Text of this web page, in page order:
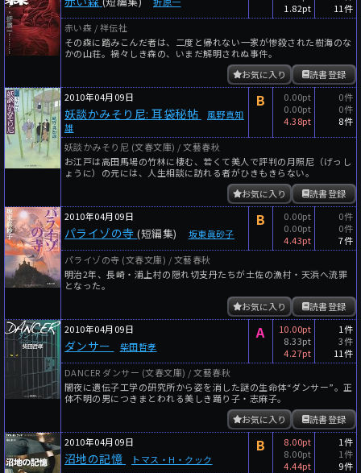
1.82pt
11件
赤い森 / 祥伝社
その森に踏みこんだ者は、二度と帰れない――一家が惨殺された樹海のな
かの山荘。禍々しき森の、いまだ解明されぬ事件。
読書登録
お気に入り
2010年04月09日
妖談かみそり尼: 耳袋秘帖
風野真知
雄
B
0.00pt
0.00pt
4.38pt
0件
0件
8件
妖談かみそり尼 (文春文庫) / 文藝春秋
お江戸は高田馬場の竹林に棲む、若くて美人で評判の月照尼（げっし
ょうに）の元には、人生相談に訪れる者がひきもきらない。
読書登録
お気に入り
2010年04月09日
パライゾの寺 (短編集) 坂東眞砂子
B
0.00pt
0.00pt
4.43pt
0件
0件
7件
パライゾの寺 (文春文庫) / 文藝春秋
明治2年、長崎・浦上村の隠れ切支丹たちが土佐の漁村・天浜へ流罪
となった。
読書登録
お気に入り
2010年04月09日
ダンサー 柴田哲孝
A
10.00pt
8.33pt
4.27pt
1件
3件
11件
DANCER ダンサー (文春文庫) / 文藝春秋
闇夜に遺伝子工学の研究所から姿を消した謎の生命体“ダンサー”。正
体不明の男につきまとわれる美しき踊り子・志麻子。
読書登録
お気に入り
2010年04月09日
沼地の記憶 トマス・H・クック
B
8.00pt
8.00pt
4.44pt
1件
1件
9件